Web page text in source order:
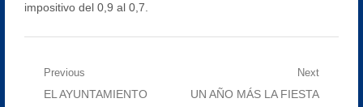
impositivo del 0,9 al 0,7.
Navegación
Previous
Previous
EL AYUNTAMIENTO
Next
Next
UN AÑO MÁS LA FIESTA